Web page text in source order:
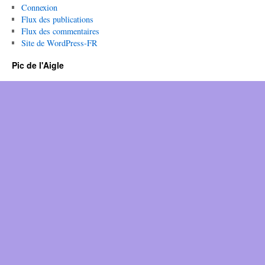
Connexion
Flux des publications
Flux des commentaires
Site de WordPress-FR
Pic de l'Aigle